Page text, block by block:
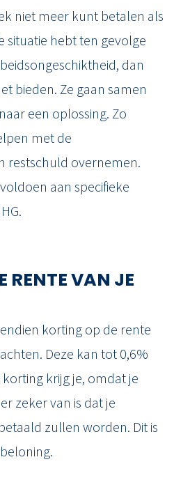
niet meer kunt betalen als
situatie hebt ten gevolge
dan
bieden. Ze gaan samen
een oplossing. Zo
met de
restschuld overnemen.
aan specifieke
RENTE VAN JE
korting op de rente
Deze kan tot 0,6%
krijg je, omdat je
zeker van is dat je
zullen worden. Dit is